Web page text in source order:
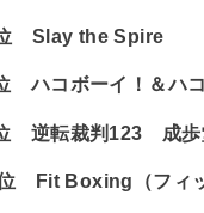
Slay the Spire
ハコボーイ！＆ハコ
逆転裁判123 成歩
Fit Boxing（フィッ